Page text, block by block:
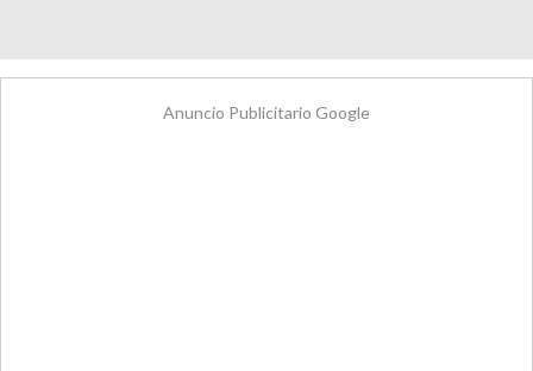
Anuncio Publicitario Google